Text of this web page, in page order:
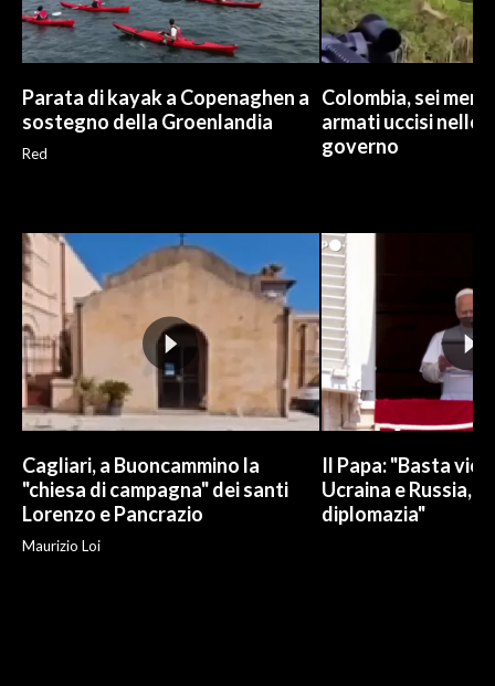
Parata di kayak a Copenaghen a
sostegno della Groenlandia
Red
Colombia, sei
armati uccisi nelle
governo
Cagliari, a Buoncammino la
"chiesa di campagna" dei santi
Lorenzo e Pancrazio
Maurizio Loi
Il Papa: "Basta
Ucraina e Russia,
diplomazia"